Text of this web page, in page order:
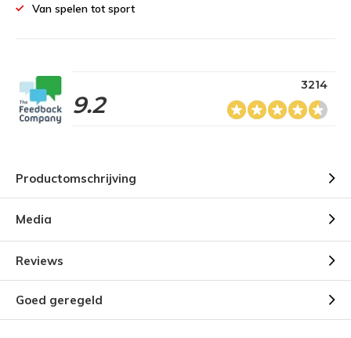
Van spelen tot sport
9.2
3214
Productomschrijving
Media
Reviews
Goed geregeld